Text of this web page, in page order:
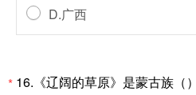
D.广西
* 16.《辽阔的草原》是蒙古族（）